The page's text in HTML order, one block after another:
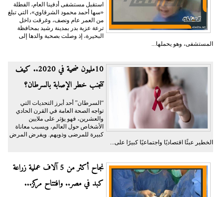
استقبل مستشفى أدفينا العام، الفطلة
«سها أحمد محمود الشرقاوي»، التي تبلغ
من العمر عام ونصف، وغرقت داخل
ترعة عزبة بدر بمدينة رشيد بمحافظة
البحيرة، إذ وصلت بصحبة والدها إلى
المستشفى، وهو يحملها...
10مليون ضحية في 2020.. كيف
تتجنب خطر الإصابة بالسرطان؟
“السرطان” أحد أبرز التحديات التي
تواجه الصحة العامة في القرن الحادي
والعشرين، فهو يؤثر على ملايين
الأشخاص حول العالم، ويسبب معاناة
كبيرة للمرضى وذويهم. ويفرض المرض
الخطير عبئًا اقتصاديًا واجتماعيًا كبيرًا على...
نجاح أكثر من 5 آلاف عملية زراعة
كبد في مصر.. وافتتاح مركز...